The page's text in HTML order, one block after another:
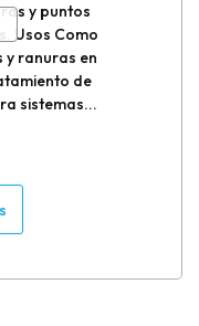
y puntos
Usos Como
y ranuras en
de
sistemas...